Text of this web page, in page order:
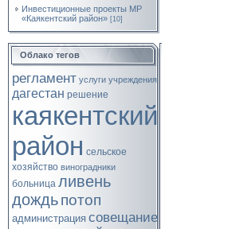
Инвестиционные проекты МР
«Каякентский район» [10]
Облако тегов
регламент услуги учреждения
дагестан решение
каякентский
район сельское
хозяйство виноградники
больница ливень
дождьпотоп
администрация совещание